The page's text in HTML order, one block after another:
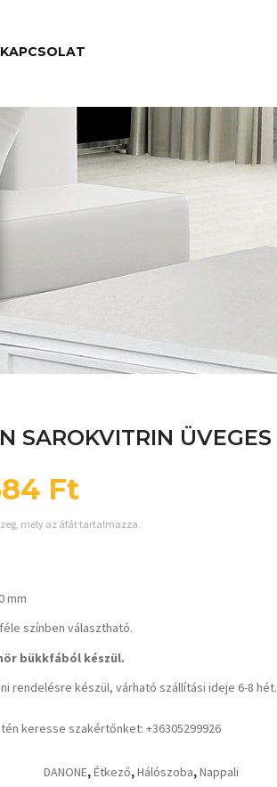
KAPCSOLAT
SAROKVITRIN ÜVEGES
Ft
mely az áfát tartalmazza.
mm
színben választható.
bükkfából készül.
rendelésre készül, várható szállítási ideje 6-8 hét.
keresse szakértőnket: +36305299926
DANONE,Étkező,Hálószoba,Nappali